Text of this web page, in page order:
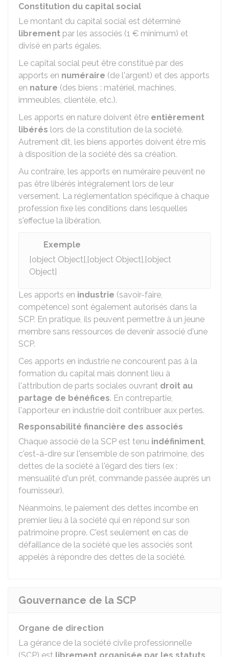
Constitution du capital social
Le montant du capital social est déterminé
librement par les associés (1 € minimum) et
divisé en parts égales.
Le capital social peut être constitué par des
apports en numéraire (de l'argent) et des apports
en nature (des biens : matériel, machines,
immeubles, clientèle, etc.).
Les apports en nature doivent être entièrement
libérés lors de la constitution de la société.
Autrement dit, les biens apportés doivent être mis
à disposition de la société dès sa création.
Au contraire, les apports en numéraire peuvent ne
pas être libérés intégralement lors de leur
versement. La réglementation spécifique à chaque
profession fixe les conditions dans lesquelles
s'effectue la libération.
Exemple
[object Object],[object Object],[object
Object]
Les apports en industrie (savoir-faire,
compétence) sont également autorisés dans la
SCP. En pratique, ils peuvent permettre à un jeune
membre sans ressources de devenir associé d'une
SCP.
Ces apports en industrie ne concourent pas à la
formation du capital mais donnent lieu à
l'attribution de parts sociales ouvrant droit au
partage de bénéfices. En contrepartie,
l'apporteur en industrie doit contribuer aux pertes.
Responsabilité financière des associés
Chaque associé de la SCP est tenu indéfiniment,
c'est-à-dire sur l'ensemble de son patrimoine, des
dettes de la société à l'égard des tiers (ex :
mensualité d'un prêt, commande passée auprès un
fournisseur).
Néanmoins, le paiement des dettes incombe en
premier lieu à la société qui en répond sur son
patrimoine propre. C'est seulement en cas de
défaillance de la société que les associés sont
appelés à répondre des dettes de la société.
Gouvernance de la SCP
Organe de direction
La gérance de la société civile professionnelle